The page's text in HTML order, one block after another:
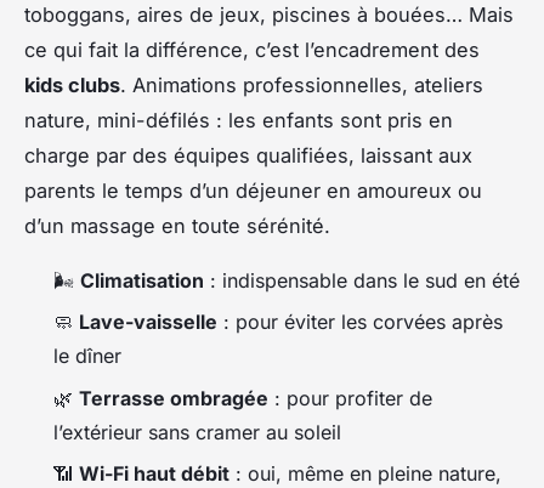
toboggans, aires de jeux, piscines à bouées… Mais
ce qui fait la différence, c’est l’encadrement des
kids clubs. Animations professionnelles, ateliers
nature, mini-défilés : les enfants sont pris en
charge par des équipes qualifiées, laissant aux
parents le temps d’un déjeuner en amoureux ou
d’un massage en toute sérénité.
🌬️ Climatisation : indispensable dans le sud en été
🧼 Lave-vaisselle : pour éviter les corvées après
le dîner
🌿 Terrasse ombragée : pour profiter de
l’extérieur sans cramer au soleil
📶 Wi-Fi haut débit : oui, même en pleine nature,